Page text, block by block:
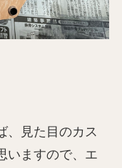
、見た目のカス
いますので、エ